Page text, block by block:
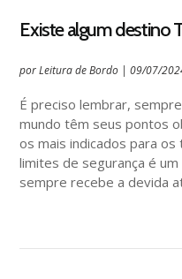
Existe algum destino
porLeitura de Bordo |09/07/
É preciso lembrar,
mundo têm seus pontos
os mais indicados para
limites de segurança é
sempre recebe a devida